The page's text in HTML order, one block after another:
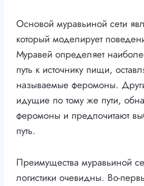
Основой муравьиной сети
который моделирует
Муравей определяет
путь к источнику пищи,
называемые феромоны.
идущие по тому же пути,
феромоны и предпочитают
путь.
Преимущества муравьиной
логистики очевидны. Во-